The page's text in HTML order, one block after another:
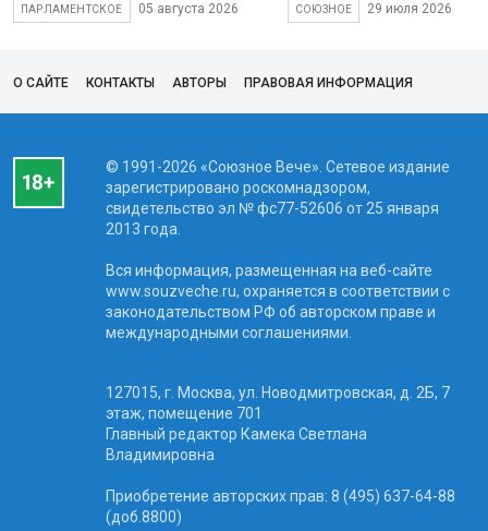
ПАРЛАМЕНТСКОЕ 05 августа 2026 СОЮЗНОЕ 29 июля 2026
О САЙТЕ КОНТАКТЫ АВТОРЫ ПРАВОВАЯ ИНФОРМАЦИЯ
© 1991-2026 «Союзное Вече». Сетевое издание
зарегистрировано роскомнадзором,
свидетельство эл № фc77-52606 от 25 января
2013 года.
Вся информация, размещенная на веб-сайте
www.souzveche.ru, охраняется в соответствии с
законодательством РФ об авторском праве и
международными соглашениями.
127015, г. Москва, ул. Новодмитровская, д. 2Б, 7
этаж, помещение 701
Главный редактор Камека Светлана
Владимировна
Приобретение авторских прав: 8 (495) 637-64-88
(доб.8800)